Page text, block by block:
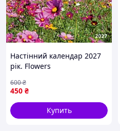
Настінний календар 2027
рік. Flowers
450 ₴
600₴
Купить